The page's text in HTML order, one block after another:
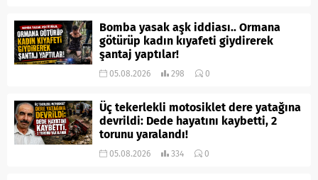
Bomba yasak aşk iddiası.. Ormana
götürüp kadın kıyafeti giydirerek
şantaj yaptılar!
05.08.2026 298 0
Üç tekerlekli motosiklet dere yatağına
devrildi: Dede hayatını kaybetti, 2
torunu yaralandı!
05.08.2026 334 0